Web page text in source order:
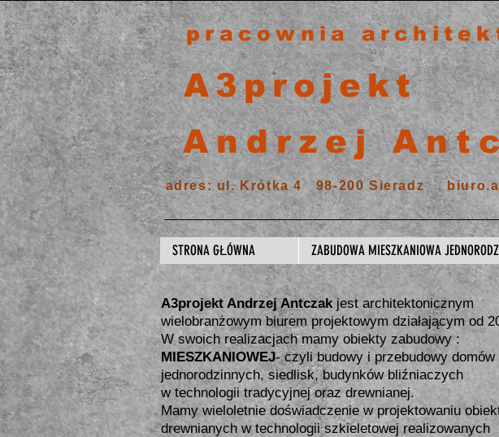
A3projekt
pracownia
Andrzej
adres: ul. Krótka 4 98-200 Sieradz
A3projekt Andrzej Antczakjest architektonicznym
wielobranżowym biurem projektowym działającym od
W swoich realizacjach mamy obiekty zabudowy :
MIESZKANIOWEJ- czyli budowy i przebudowy domów
jednorodzinnych, siedlisk, budynków bliźniaczych
w technologii tradycyjnej oraz drewnianej.
Mamy wieloletnie doświadczenie w projektowaniu
drewnianych w technologii szkieletowej realizowanych
STRONA GŁÓWNA ZABUDOWA MIESZKANIOWA